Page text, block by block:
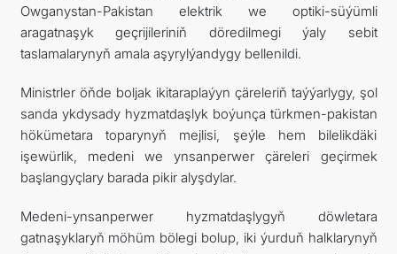
Owganystan-Pakistan elektrik we optiki-süýümli
aragatnaşyk geçrijileriniň döredilmegi ýaly sebit
taslamalarynyň amala aşyrylýandygy bellenildi.
Ministrler öňde boljak ikitaraplaýyn çäreleriň taýýarlygy, şol
sanda ykdysady hyzmatdaşlyk boýunça türkmen-pakistan
hökümetara toparynyň mejlisi, şeýle hem bilelikdäki
işewürlik, medeni we ynsanperwer çäreleri geçirmek
başlangyçlary barada pikir alyşdylar.
Medeni-ynsanperwer hyzmatdaşlygyň döwletara
gatnaşyklaryň möhüm bölegi bolup, iki ýurduň halklarynyň